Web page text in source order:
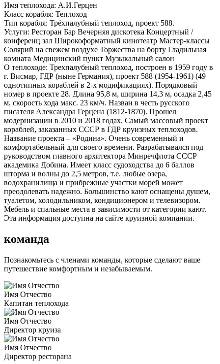
Имя теплохода: А.И.Герцен
Класс корабля: Теплоход
Тип корабля: Трёхпалубный теплоход, проект 588.
Услуги: Ресторан Бар Вечерняя дискотека Концертный /
конференц зал Широкоформатный кинотеатр Мастер-классы
Солярий на свежем воздухе Торжества на борту Гладильная
комната Медицинский пункт Музыкальный салон
О теплоходе: Трехпалубный теплоход, построен в 1959 году в
г. Висмар, ГДР (ныне Германия), проект 588 (1954-1961) (49
однотипных кораблей в 2-х модификациях). Порядковый
номер в проекте 28. Длина 95,8 м, ширина 14,3 м, осадка 2,45
м, скорость хода макс. 23 км/ч. Назван в честь русского
писателя Александра Герцена (1812-1870). Прошел
модернизации в 2010 и 2018 годах. Самый массовый проект
кораблей, заказанных СССР в ГДР круизных теплоходов.
Название проекта – «Родина». Очень современный и
комфортабельный для своего времени. Разрабатывался под
руководством главного архитектора Минречфлота СССР
академика Добина. Имеет класс судоходства до 6 баллов
шторма и волны до 2,5 метров, т.е. любые озера,
водохранилища и прибрежные участки морей может
преодолевать надежно. Большинство кают оснащены душем,
туалетом, холодильником, кондиционером и телевизором.
Мебель и спальные места в зависимости от категории кают.
Эта информация доступна на сайте круизной компании.
команда
Познакомьтесь с членами команды, которые сделают ваше
путешествие комфортным и незабываемым.
Имя Отчество
Капитан теплохода
Имя Отчество
Директор круиза
Имя Отчество
Директор ресторана